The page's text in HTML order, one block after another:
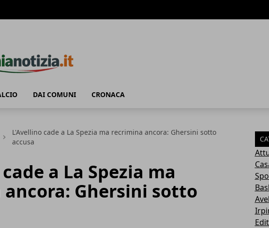
DAI COMUNI CRONACA
L'Avellino cade a La Spezia ma recrimina ancora: Ghersini sotto
accusa
a La Spezia ma
Ghersini sotto